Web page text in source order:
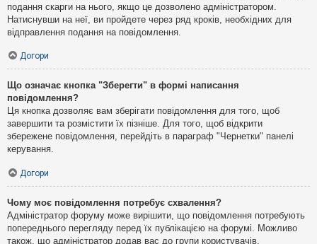
подання скарги на нього, якщо це дозволено адміністратором.
Натиснувши на неї, ви пройдете через ряд кроків, необхідних для
відправлення подання на повідомлення.
Догори
Що означає кнопка "Зберегти" в формі написання
повідомлення?
Ця кнопка дозволяє вам зберігати повідомлення для того, щоб
завершити та розмістити їх пізніше. Для того, щоб відкрити
збережене повідомлення, перейдіть в параграф "Чернетки" панелі
керування.
Догори
Чому моє повідомлення потребує схвалення?
Адміністратор форуму може вирішити, що повідомлення потребують
попереднього перегляду перед їх публікацією на форумі. Можливо
також, що адміністратор додав вас до групи користувачів,